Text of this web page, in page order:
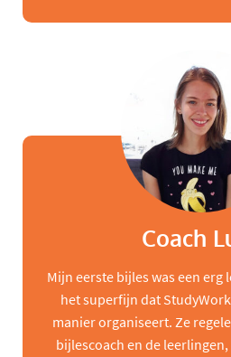
Coach
Mijn eerste bijles was een erg
het superfijn dat
manier organiseert. Ze
bijlescoach en de